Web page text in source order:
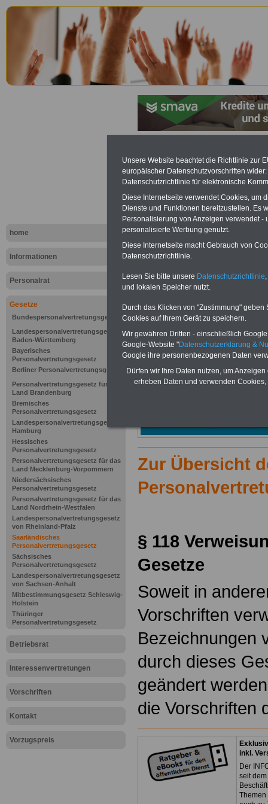
home
Informationen
Personalrat
Gesetze
Bundespersonalvertretungsgesetz
Landespersonalvertretungsgesetz
Baden-Württemberg
Bayerisches
Personalvertretungsgesetz
Berliner Personalvertretungsgesetz
Personalvertretungsgesetz für das
Land Brandenburg
Bremisches
Personalvertretungsgesetz
Landespersonalvertretungsgesetz
Hamburg
Hessisches
Personalvertretungsgesetz
Personalvertretungsgesetz für das
Land Mecklenburg-Vorpommern
Niedersächsisches
Personalvertretungsgesetz
Personalvertretungsgesetz für das
Land Nordrhein-Westfalen
Landespersonalvertretungsgesetz
von Rheinland-Pfalz
Saarländisches
Personalvertretungsgesetz
Sächsisches
Personalvertretungsgesetz
Landespersonalvertretungsgesetz
von Sachsen-Anhalt
Mitbestimmungsgesetz Schleswig-
Holstein
Thüringer
Personalvertretungsgesetz
Betriebsrat
Interessenvertretungen
Vorschriften
Kontakt
Vorzugspreis
(SPersVG):
Gesetze
Zur Übersicht
§ 118
Gesetze
Soweit in
Vorschriften
Bezeichnungen
durch dieses
geändert
die Vorschriften
inkl.
Der
seit
Themen
Unsere Website beachtet die Richtlinie zur
europäischer Datenschutzvorschriften
Datenschutzrichtlinie für elektronische
Diese Internetseite verwendet Cookies, um
Dienste und Funktionen bereitzustellen. Es
Personalisierung von Anzeigen verwendet
personalisierte Werbung genutzt.
Diese Internetseite macht Gebrauch von
Datenschutzrichtlinie.
Lesen Sie bitte unsere Datenschutzrichtlinie
und lokalen Speicher nutzt.
Durch das Klicken von "Zustimmung"
Cookies auf Ihrem Gerät zu speichern.
Wir gewähren Dritten - einschließlich
Google-Website "Datenschutzerklärung &
Google ihre personenbezogenen Daten
Dürfen wir Ihre Daten nutzen, um
erheben Daten und verwenden